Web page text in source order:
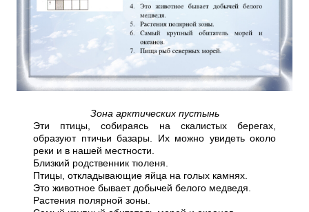
Зона арктических пустынь
Эти птицы, собираясь на скалистых берегах,
образуют птичьи базары. Их можно увидеть около
реки и в нашей местности.
Близкий родственник тюленя.
Птицы, откладывающие яйца на голых камнях.
Это животное бывает добычей белого медведя.
Растения полярной зоны.